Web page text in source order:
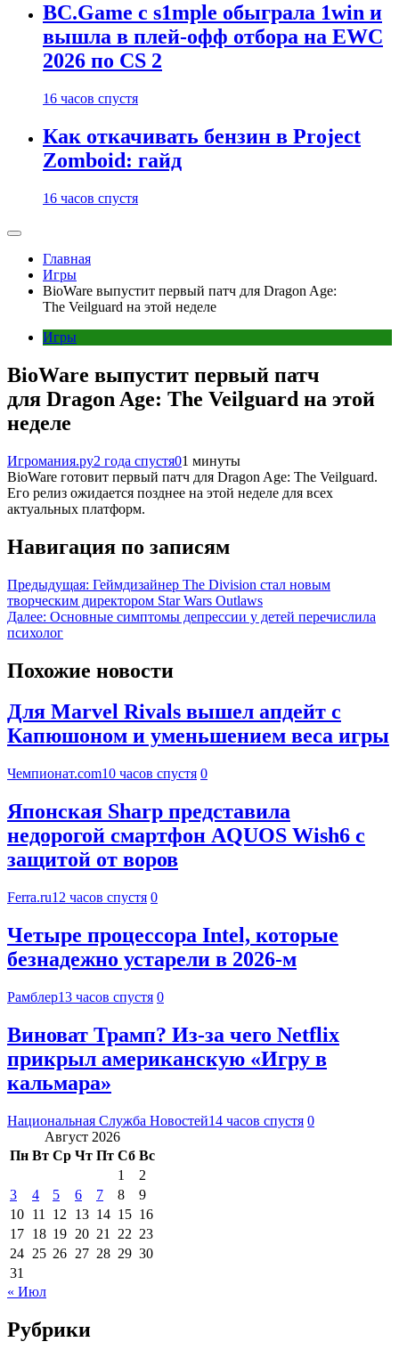
BC.Game с s1mple обыграла 1win и
вышла в плей-офф отбора на EWC
2026 по CS 2
16 часов спустя
Как откачивать бензин в Project
Zomboid: гайд
16 часов спустя
Главная
Игры
BioWare выпустит первый патч для Dragon Age:
The Veilguard на этой неделе
Игры
BioWare выпустит первый патч
для Dragon Age: The Veilguard на этой
неделе
Игромания.ру2 года спустя01 минуты
BioWare готовит первый патч для Dragon Age: The Veilguard.
Его релиз ожидается позднее на этой неделе для всех
актуальных платформ.
Навигация по записям
Предыдущая: Геймдизайнер The Division стал новым
творческим директором Star Wars Outlaws
Далее: Основные симптомы депрессии у детей перечислила
психолог
Похожие новости
Для Marvel Rivals вышел апдейт с
Капюшоном и уменьшением веса игры
Чемпионат.com10 часов спустя 0
Японская Sharp представила
недорогой смартфон AQUOS Wish6 с
защитой от воров
Ferra.ru12 часов спустя 0
Четыре процессора Intel, которые
безнадежно устарели в 2026-м
Рамблер13 часов спустя 0
Виноват Трамп? Из-за чего Netflix
прикрыл американскую «Игру в
кальмара»
Национальная Служба Новостей14 часов спустя 0
Август 2026
Пн Вт Ср Чт Пт Сб Вс
1
2
3
4 5 6 7 8
9
10 11 12 13 14 15 16
17 18 19 20 21 22 23
24 25 26 27 28 29 30
31
« Июл
Рубрики